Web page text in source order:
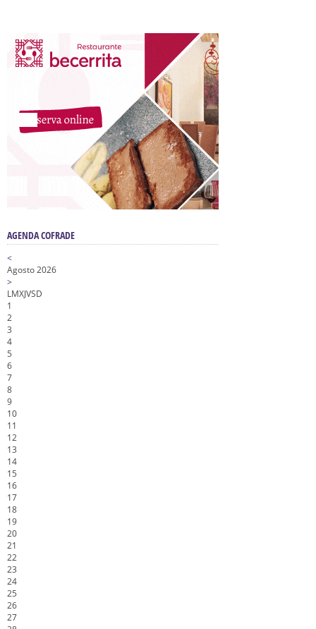
AGENDA COFRADE
<
Agosto 2026
>
LMXJVSD
1
2
3
4
5
6
7
8
9
10
11
12
13
14
15
16
17
18
19
20
21
22
23
24
25
26
27